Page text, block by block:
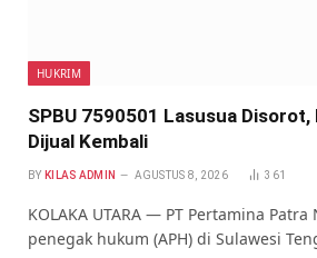
HUKRIM
SPBU 7590501 Lasusua
Dijual Kembali
BY KILAS ADMIN AGUSTUS 8, 2026 361
KOLAKA UTARA — PT Pertamina
penegak hukum (APH) di Sulawesi